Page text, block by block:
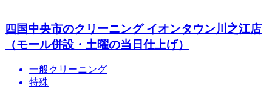
四国中央市のクリーニング イオンタウン川之江店
（モール併設・土曜の当日仕上げ）
一般クリーニング
特殊